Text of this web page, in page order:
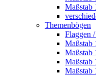
Maßstab
Themenbögen
Flaggen
Maßstab
Maßstab
Maßstab
Maßstab